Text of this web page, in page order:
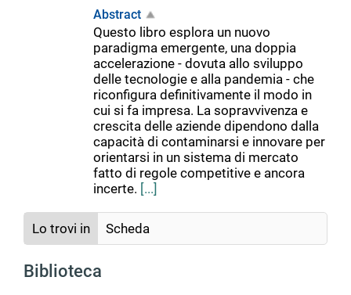
Abstract
Questo libro esplora un nuovo
paradigma emergente, una doppia
accelerazione - dovuta allo sviluppo
delle tecnologie e alla pandemia - che
riconfigura definitivamente il modo in
cui si fa impresa. La sopravvivenza e
crescita delle aziende dipendono dalla
capacità di contaminarsi e innovare per
orientarsi in un sistema di mercato
fatto di regole competitive e ancora
incerte. [...]
Lo trovi in Scheda
Biblioteca